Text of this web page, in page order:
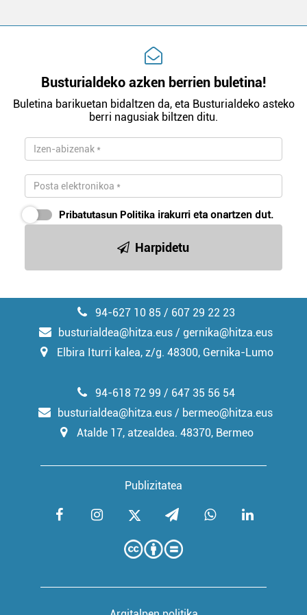
Busturialdeko azken berrien buletina!
Buletina barikuetan bidaltzen da, eta Busturialdeko asteko
berri nagusiak biltzen ditu.
Pribatutasun Politika irakurri eta onartzen dut.
Harpidetu
94-627 10 85 / 607 29 22 23
busturialdea@hitza.eus / gernika@hitza.eus
Elbira Iturri kalea, z/g. 48300, Gernika-Lumo
Publizitatea
94-618 72 99 / 647 35 56 54
busturialdea@hitza.eus / bermeo@hitza.eus
Atalde 17, atzealdea. 48370, Bermeo